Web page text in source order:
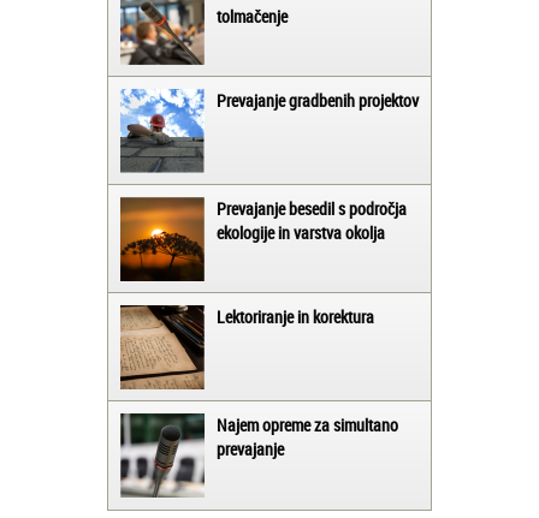
tolmačenje
Prevajanje gradbenih projektov
Prevajanje besedil s področja
ekologije in varstva okolja
Lektoriranje in korektura
Najem opreme za simultano
prevajanje
Matjaž iz Ajdovščine:
Lahko pohvalim vse zaposlene v Akademiji